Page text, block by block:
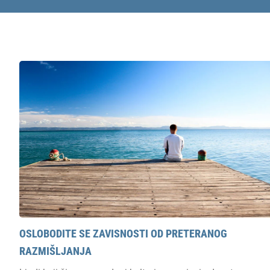
OSLOBODITE SE ZAVISNOSTI OD PRETERANOG
RAZMIŠLJANJA